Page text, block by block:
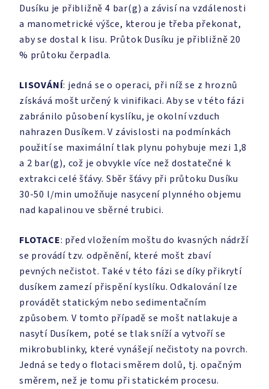
Dusíku je přibližně 4 bar(g) a závisí na vzdálenosti
a manometrické výšce, kterou je třeba překonat,
aby se dostal k lisu. Průtok Dusíku je přibližně 20
% průtoku čerpadla.
LISOVÁNÍ: jedná se o operaci, při níž se z hroznů
získává mošt určený k vinifikaci. Aby se v této fázi
zabránilo působení kyslíku, je okolní vzduch
nahrazen Dusíkem. V závislosti na podmínkách
použití se maximální tlak plynu pohybuje mezi 1,8
a 2 bar(g), což je obvykle více než dostatečné k
extrakci celé šťávy. Sběr šťávy při průtoku Dusíku
30-50 l/min umožňuje nasycení plynného objemu
nad kapalinou ve sběrné trubici.
FLOTACE: před vložením moštu do kvasných nádrží
se provádí tzv. odpěnění, které mošt zbaví
pevných nečistot. Také v této fázi se díky přikrytí
dusíkem zamezí přispění kyslíku. Odkalování lze
provádět statickým nebo sedimentačním
způsobem. V tomto případě se mošt natlakuje a
nasytí Dusíkem, poté se tlak sníží a vytvoří se
mikrobublinky, které vynášejí nečistoty na povrch.
Jedná se tedy o flotaci směrem dolů, tj. opačným
směrem, než je tomu při statickém procesu.